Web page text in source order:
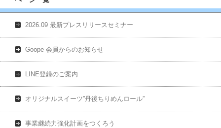
2026.09 最新プレスリリースセミナー
Goope 会員からのお知らせ
LINE登録のご案内
オリジナルスイーツ”丹後ちりめんロール”
事業継続力強化計画をつくろう